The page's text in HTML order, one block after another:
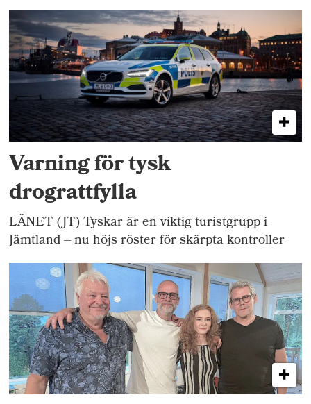
Varning för tysk
drograttfylla
LÄNET (JT) Tyskar är en viktig turistgrupp i
Jämtland – nu höjs röster för skärpta kontroller